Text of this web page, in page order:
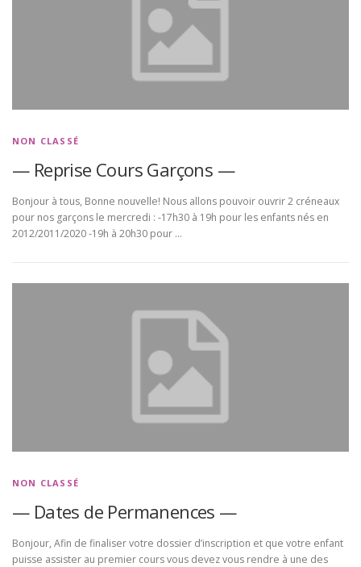
NON CLASSÉ
— Reprise Cours Garçons —
Bonjour à tous, Bonne nouvelle! Nous allons pouvoir ouvrir 2 créneaux
pour nos garçons le mercredi : -17h30 à 19h pour les enfants nés en
2012/2011/2020 -19h à 20h30 pour …
NON CLASSÉ
— Dates de Permanences —
Bonjour, Afin de finaliser votre dossier d’inscription et que votre enfant
puisse assister au premier cours vous devez vous rendre à une des